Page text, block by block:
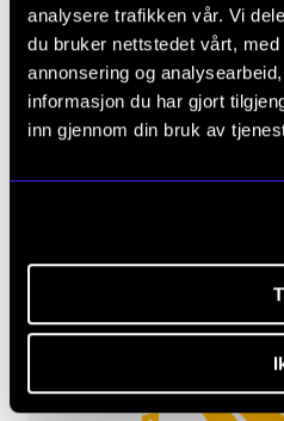
analysere trafikken vår. Vi
du bruker nettstedet vårt,
annonsering og
informasjon du har gjort
inn gjennom din bruk av
Mandag 17. november
Sandvoldsalen